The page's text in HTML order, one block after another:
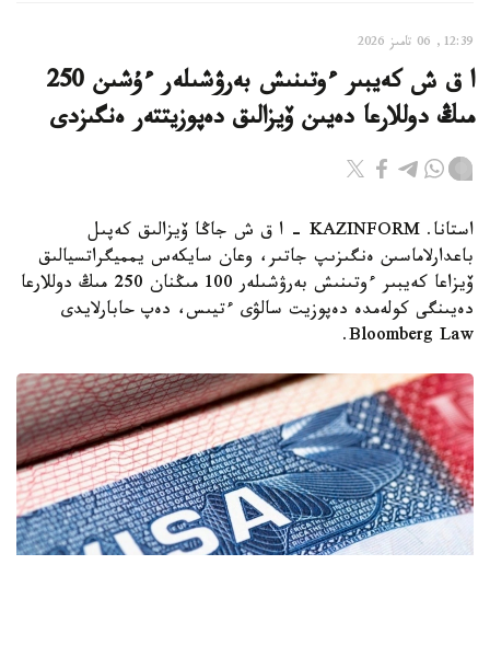
12:39, 06 تامىز 2026
ا ق ش كەيبىر ءوتىنىش بەرۋشىلەر ءۇشىن 250
مىڭ دوللارعا دەيىن ۆيزالىق دەپوزيتتەر ەنگىزدى
استانا. KAZINFORM – ا ق ش جاڭا ۆيزالىق كەپىل
باعدارلاماسىن ەنگىزىپ جاتىر، وعان سايكەس يمميگراتسيالىق
ۆيزاعا كەيبىر ءوتىنىش بەرۋشىلەر 100 مىڭنان 250 مىڭ دوللارعا
دەيىنگى كولەمدە دەپوزيت سالۋى ءتيىس، دەپ حابارلايدى
Bloomberg Law.